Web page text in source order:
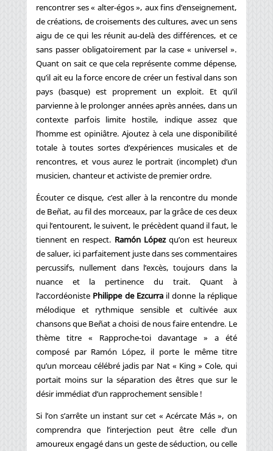
rencontrer ses « alter-égos », aux fins d’enseignement,
de créations, de croisements des cultures, avec un sens
aigu de ce qui les réunit au-delà des différences, et ce
sans passer obligatoirement par la case « universel ».
Quant on sait ce que cela représente comme dépense,
qu’il ait eu la force encore de créer un festival dans son
pays (basque) est proprement un exploit. Et qu’il
parvienne à le prolonger années après années, dans un
contexte parfois limite hostile, indique assez que
l’homme est opiniâtre. Ajoutez à cela une disponibilité
totale à toutes sortes d’expériences musicales et de
rencontres, et vous aurez le portrait (incomplet) d’un
musicien, chanteur et activiste de premier ordre.
Écouter ce disque, c’est aller à la rencontre du monde
de Beñat, au fil des morceaux, par la grâce de ces deux
qui l’entourent, le suivent, le précèdent quand il faut, le
tiennent en respect. Ramón Lópezqu’on est heureux
de saluer, ici parfaitement juste dans ses commentaires
percussifs, nullement dans l’excès, toujours dans la
nuance et la pertinence du trait. Quant à
l’accordéoniste Philippe de Ezcurrail donne la réplique
mélodique et rythmique sensible et cultivée aux
chansons que Beñat a choisi de nous faire entendre. Le
thème titre « Rapproche-toi davantage » a été
composé par Ramón López, il porte le même titre
qu’un morceau célébré jadis par Nat « King » Cole, qui
portait moins sur la séparation des êtres que sur le
désir immédiat d’un rapprochement sensible !
Si l’on s’arrête un instant sur cet « Acércate Más », on
comprendra que l’interjection peut être celle d’un
amoureux engagé dans un geste de séduction, ou celle